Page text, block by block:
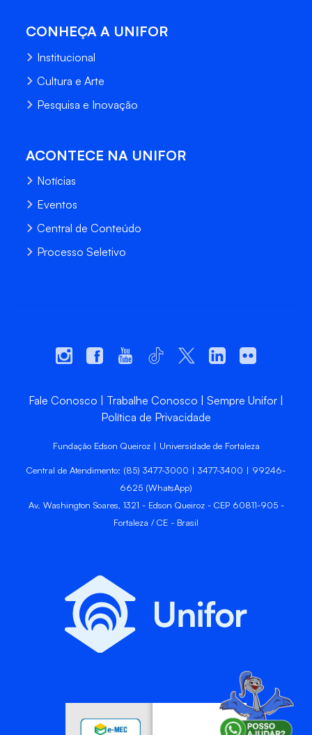
CONHEÇA A UNIFOR
Institucional
Cultura e Arte
Pesquisa e Inovação
ACONTECE NA UNIFOR
Notícias
Eventos
Central de Conteúdo
Processo Seletivo
Fale Conosco Trabalhe Conosco
Sempre Unifor
Política de Privacidade
Fundação Edson Queiroz | Universidade de Fortaleza
Central de Atendimento: (85) 3477-3000 | 3477-3400 | 99246-
6625 (WhatsApp)
Av. Washington Soares, 1321 - Edson Queiroz - CEP 60811-905 -
Fortaleza / CE - Brasil